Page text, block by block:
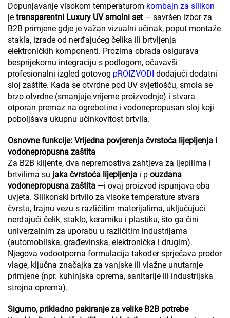
Dopunjavanje visokom temperaturom kombajn za silikon
je transparentni Luxury UV smolni set — savršen izbor za
B2B primjene gdje je važan vizualni učinak, poput montaže
stakla, izrade od nerđajućeg čelika ili brtvljenja
elektroničkih komponenti. Prozirna obrada osigurava
besprijekornu integraciju s podlogom, očuvavši
profesionalni izgled gotovog pROIZVODI dodajući dodatni
sloj zaštite. Kada se otvrdne pod UV svjetlošću, smola se
brzo otvrdne (smanjuje vrijeme proizvodnje) i stvara
otporan premaz na ogrebotine i vodonepropusan sloj koji
poboljšava ukupnu učinkovitost brtvila.
Osnovne funkcije: Vrijedna povjerenja čvrstoća lijepljenja i
vodonepropusna zaštita
Za B2B klijente, dva nepremostiva zahtjeva za ljepilima i
brtvilima su jaka čvrstoća lijepljenja i p ouzdana
vodonepropusna zaštita —i ovaj proizvod ispunjava oba
uvjeta. Silikonski brtvilo za visoke temperature stvara
čvrstu, trajnu vezu s različitim materijalima, uključujući
nerđajući čelik, staklo, keramiku i plastiku, što ga čini
univerzalnim za uporabu u različitim industrijama
(automobilska, građevinska, elektronička i drugim).
Njegova vodootporna formulacija također sprječava prodor
vlage, ključna značajka za vanjske ili vlažne unutarnje
primjene (npr. kuhinjska oprema, sanitarije ili industrijska
strojna oprema).
Sigurno, prikladno pakiranje za velike B2B potrebe